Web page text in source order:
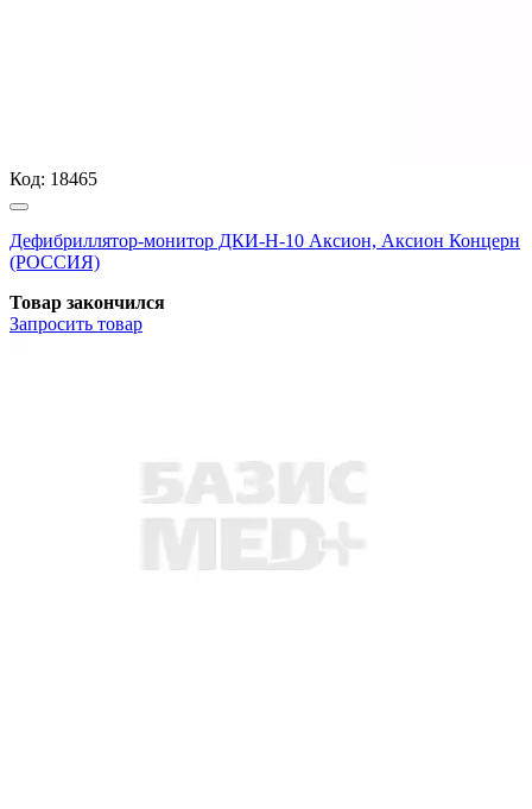
Код: 18465
Дефибриллятор-монитор ДКИ-Н-10 Аксион, Аксион Концерн
(РОССИЯ)
Товар закончился
Запросить товар